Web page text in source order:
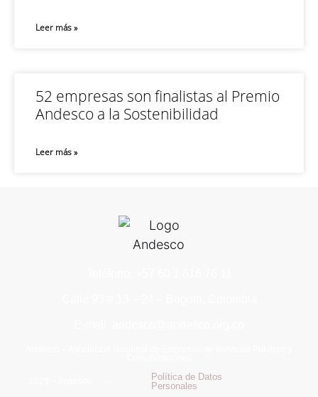
Leer más »
52 empresas son finalistas al Premio
Andesco a la Sostenibilidad
Leer más »
Política de Datos
Personales